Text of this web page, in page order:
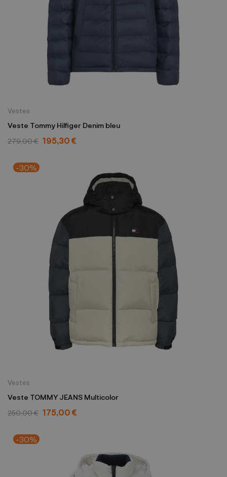
Vestes
Veste Tommy Hilfiger Denim bleu
279,00 € 195,30 €
-30%
Vestes
Veste TOMMY JEANS Multicolor
250,00 € 175,00 €
-30%